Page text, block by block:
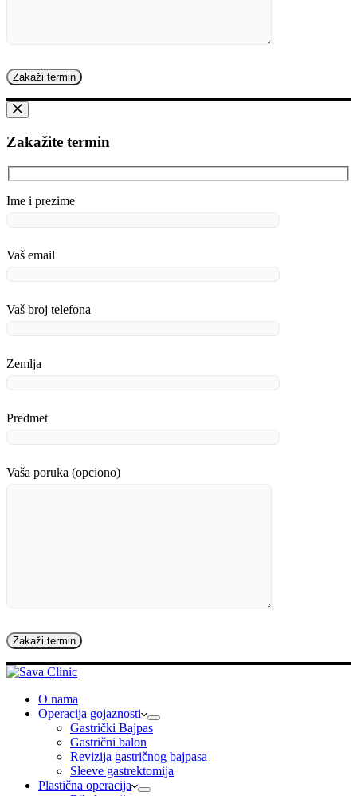
Zakažite termin
Ime i prezime
Vaš email
Vaš broj telefona
Zemlja
Predmet
Vaša poruka (opciono)
O nama
Operacija gojaznosti
Gastrički Bajpas
Gastrični balon
Revizija gastričnog bajpasa
Sleeve gastrektomija
Plastična operacija